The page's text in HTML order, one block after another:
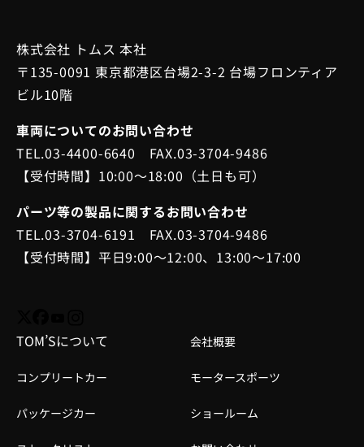
株式会社 トムス 本社
〒135-0091 東京都港区台場2-3-2 台場フロンティア
ビル10階
車両についてのお問い合わせ
TEL.03-4400-6640 FAX.03-3704-9486
【受付時間】10:00～18:00（土日も可）
パーツ等の製品に関するお問い合わせ
TEL.03-3704-6191 FAX.03-3704-9486
【受付時間】平日9:00～12:00、13:00～17:00
TOM’Sについて
コンプリートカー
パッケージカー
会社概要
モータースポーツ
ショールーム